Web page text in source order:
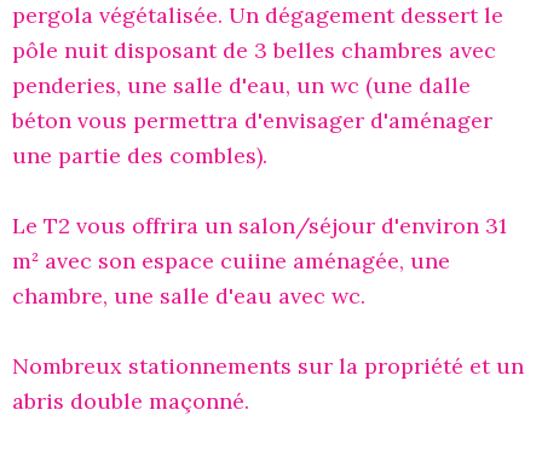
pergola végétalisée. Un dégagement dessert le
pôle nuit disposant de 3 belles chambres avec
penderies, une salle d'eau, un wc (une dalle
béton vous permettra d'envisager d'aménager
une partie des combles).
Le T2 vous offrira un salon/séjour d'environ 31
m² avec son espace cuiine aménagée, une
chambre, une salle d'eau avec wc.
Nombreux stationnements sur la propriété et un
abris double maçonné.